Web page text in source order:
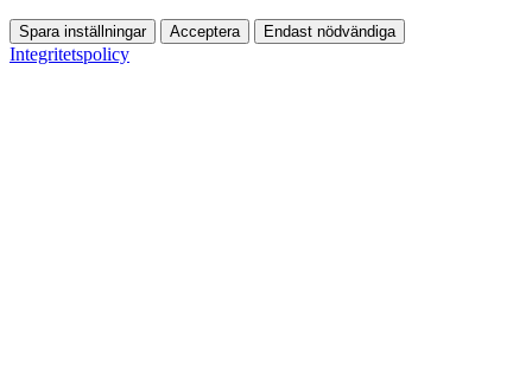
Spara inställningar Acceptera Endast nödvändiga
Integritetspolicy